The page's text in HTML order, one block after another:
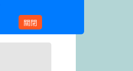
關閉